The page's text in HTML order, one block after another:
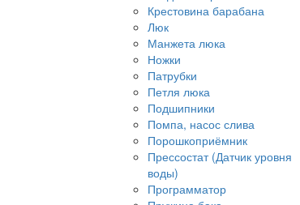
Крестовина барабана
Люк
Манжета люка
Ножки
Патрубки
Петля люка
Подшипники
Помпа, насос слива
Порошкоприёмник
Прессостат (Датчик уровня
воды)
Программатор